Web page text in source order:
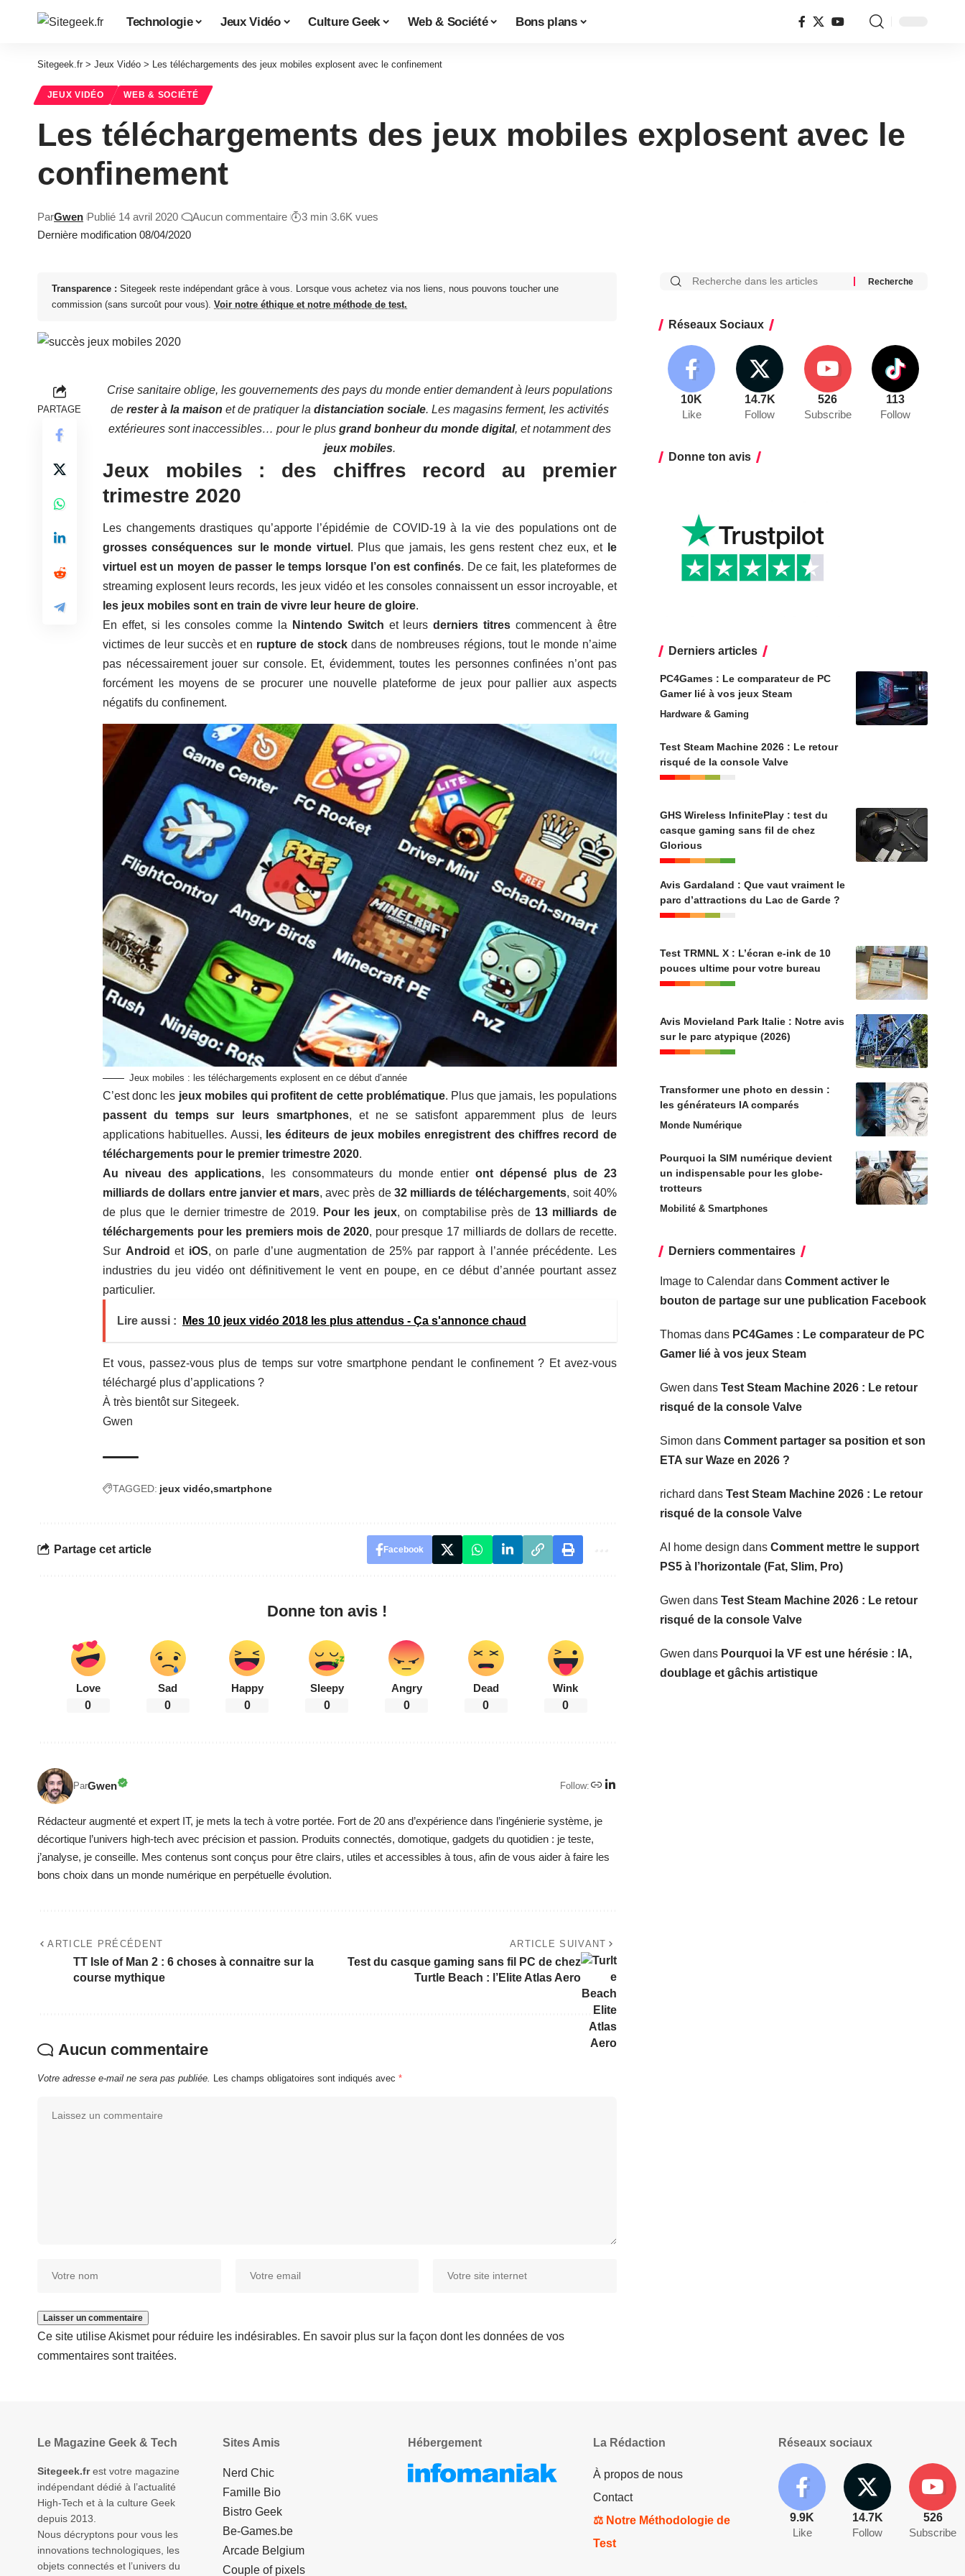
Technologie Jeux Vidéo Culture Geek Web & Société Bons plans
Sitegeek.fr > Jeux Vidéo > Les téléchargements des jeux mobiles explosent avec le confinement
JEUX VIDÉO WEB & SOCIÉTÉ
Les téléchargements des jeux mobiles explosent avec le
confinement
Dernière modification 08/04/2020
ParGwen Publié 14 avril 2020 Aucun commentaire 3 min 3.6K vues
Transparence : Sitegeek reste indépendant grâce à vous. Lorsque vous achetez via nos liens, nous pouvons toucher une
commission (sans surcoût pour vous). Voir notre éthique et notre méthode de test.
PARTAGE
Crise sanitaire oblige, les gouvernements des pays du monde entier demandent à leurs populations
de rester à la maison et de pratiquer la distanciation sociale. Les magasins ferment, les activités
extérieures sont inaccessibles… pour le plus grand bonheur du monde digital, et notamment des
jeux mobiles.
Jeux mobiles : des chiffres record au premier
trimestre 2020
Les changements drastiques qu’apporte l’épidémie de COVID-19 à la vie des populations ont de
grosses conséquences sur le monde virtuel . Plus que jamais, les gens restent chez eux, et le
virtuel est un moyen de passer le temps lorsque l’on est confinés. De ce fait, les plateformes de
streaming explosent leurs records, les jeux vidéo et les consoles connaissent un essor incroyable, et
les jeux mobiles sont en train de vivre leur heure de gloire.
En effet, si les consoles comme la Nintendo Switch et leursderniers titres commencent à être
victimes de leur succès et en rupture de stock dans de nombreuses régions, tout le monde n’aime
pas nécessairement jouer sur console. Et, évidemment, toutes les personnes confinées n’ont pas
forcément les moyens de se procurer une nouvelle plateforme de jeux pour pallier aux aspects
négatifs du confinement.
Jeux mobiles : les téléchargements explosent en ce début d’année
C’est donc les jeux mobiles qui profitent de cette problématique. Plus que jamais, les populations
passent du temps sur leurs smartphones, et ne se satisfont apparemment plus de leurs
applications habituelles. Aussi, les éditeurs de jeux mobiles enregistrent des chiffres record de
téléchargements pour le premier trimestre 2020.
Au niveau des applications, les consommateurs du monde entieront dépensé plus de 23
milliards de dollars entre janvier et mars, avec près de 32 milliards de téléchargements, soit 40%
de plus que le dernier trimestre de 2019. Pour les jeux, on comptabilise près de 13 milliards de
téléchargements pour les premiers mois de 2020, pour presque 17 milliards de dollars de recette.
Sur Android et iOS, on parle d’une augmentation de 25% par rapport à l’année précédente. Les
industries du jeu vidéo ont définitivement le vent en poupe, en ce début d’année pourtant assez
particulier.
Lire aussi : Mes 10 jeux vidéo 2018 les plus attendus - Ça s'annonce chaud
Et vous, passez-vous plus de temps sur votre smartphone pendant le confinement ? Et avez-vous
téléchargé plus d’applications ?
À très bientôt sur Sitegeek.
Gwen
TAGGED: jeux vidéo smartphone
Partage cet article Facebook
Donne ton avis !
Love
0
Sad
0
Happy
0
Sleepy
0
Angry
0
Dead
0
Wink
0
ParGwen Follow:
Rédacteur augmenté et expert IT, je mets la tech à votre portée. Fort de 20 ans d’expérience dans l’ingénierie système, je
décortique l’univers high-tech avec précision et passion. Produits connectés, domotique, gadgets du quotidien : je teste,
j’analyse, je conseille. Mes contenus sont conçus pour être clairs, utiles et accessibles à tous, afin de vous aider à faire les
bons choix dans un monde numérique en perpétuelle évolution.
ARTICLE PRÉCÉDENT
TT Isle of Man 2 : 6 choses à connaitre sur la
course mythique
ARTICLE SUIVANT
Test du casque gaming sans fil PC de chez
Turtle Beach : l’Elite Atlas Aero
Aucun commentaire
Votre adresse e-mail ne sera pas publiée. Les champs obligatoires sont indiqués avec *
Ce site utilise Akismet pour réduire les indésirables. En savoir plus sur la façon dont les données de vos
commentaires sont traitées.
Réseaux Sociaux
10K
Like
14.7K
Follow
526
Subscribe
113
Follow
Donne ton avis
Derniers articles
PC4Games : Le comparateur de PC
Gamer lié à vos jeux Steam
Hardware & Gaming
Test Steam Machine 2026 : Le retour
risqué de la console Valve
GHS Wireless InfinitePlay : test du
casque gaming sans fil de chez
Glorious
Avis Gardaland : Que vaut vraiment le
parc d’attractions du Lac de Garde ?
Test TRMNL X : L’écran e-ink de 10
pouces ultime pour votre bureau
Avis Movieland Park Italie : Notre avis
sur le parc atypique (2026)
Transformer une photo en dessin :
les générateurs IA comparés
Monde Numérique
Pourquoi la SIM numérique devient
un indispensable pour les globe-
trotteurs
Mobilité & Smartphones
Derniers commentaires
Image to Calendardans Comment activer le
bouton de partage sur une publication Facebook
Thomasdans PC4Games : Le comparateur de PC
Gamer lié à vos jeux Steam
Gwen dans Test Steam Machine 2026 : Le retour
risqué de la console Valve
Simon dans Comment partager sa position et son
ETA sur Waze en 2026 ?
richard dans Test Steam Machine 2026 : Le retour
risqué de la console Valve
AI home design dans Comment mettre le support
PS5 à l’horizontale (Fat, Slim, Pro)
Gwen dans Test Steam Machine 2026 : Le retour
risqué de la console Valve
Gwen dans Pourquoi la VF est une hérésie : IA,
doublage et gâchis artistique
Le Magazine Geek & Tech
Sitegeek.frest votre magazine
indépendant dédié à l’actualité
High-Tech et à la culture Geek
depuis 2013.
Nous décryptons pour vous les
innovations technologiques, les
objets connectés et l’univers du
Sites Amis
Nerd Chic
Famille Bio
Bistro Geek
Be-Games.be
Arcade Belgium
Couple of pixels
Hébergement La Rédaction
À propos de nous
Contact
⚖️ Notre Méthodologie de
Test
Réseaux sociaux
9.9K
Like
14.7K
Follow
526
Subscribe